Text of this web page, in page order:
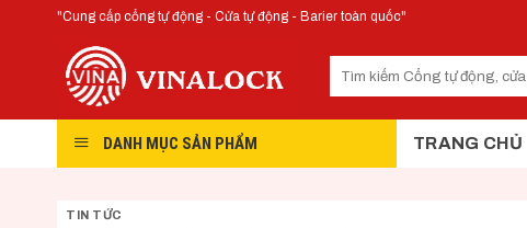
"Cung cấp cổng tự động - Cửa tự động - Barier toàn quốc"
DANH MỤC SẢN PHẨM TRANG CHỦ
TIN TỨC